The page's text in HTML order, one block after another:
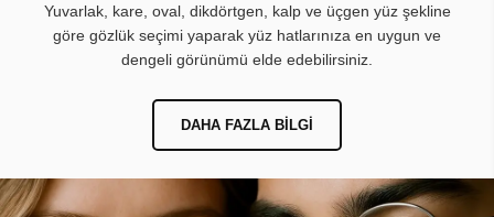
Yuvarlak, kare, oval, dikdörtgen, kalp ve üçgen yüz şekline
göre gözlük seçimi yaparak yüz hatlarınıza en uygun ve
dengeli görünümü elde edebilirsiniz.
DAHA FAZLA BILGI